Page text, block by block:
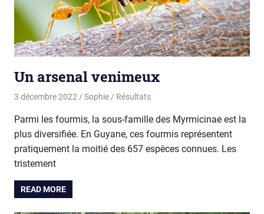
Un arsenal venimeux
3 décembre 2022 Sophie Résultats
Parmi les fourmis, la sous-famille des Myrmicinae est la
plus diversifiée. En Guyane, ces fourmis représentent
pratiquement la moitié des 657 espèces connues. Les
tristement
READ MORE